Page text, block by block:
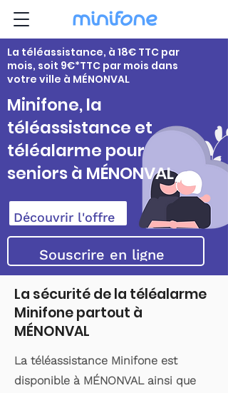
La téléassistance, à 18€ TTC par
mois, soit 9€*TTC par mois dans
votre ville à MÉNONVAL
Minifone, la
téléassistance et
téléalarme pour
seniors à MÉNONVAL
Découvrir l'offre
Souscrire en ligne
La sécurité de la téléalarme
Minifone partout à
MÉNONVAL
La téléassistance Minifone est
disponible à MÉNONVAL ainsi que